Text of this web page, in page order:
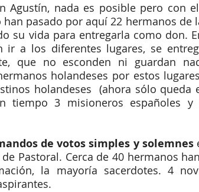
Agustín, nada es posible pero con
pasado por aquí 22 hermanos de
su vida para entregarla como don.
ir a los diferentes lugares, se
que no esconden ni guardan
holandeses por estos
holandeses  (ahora sólo queda
tiempo 3 misioneros españoles
de votos simples y solemnes
Pastoral. Cerca de 40 hermanos
la mayoría sacerdotes. 4